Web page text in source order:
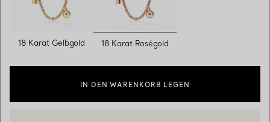
18 Karat Gelbgold ausgewählt
18 Karat Roségold
IN DEN WARENKORB LEGEN